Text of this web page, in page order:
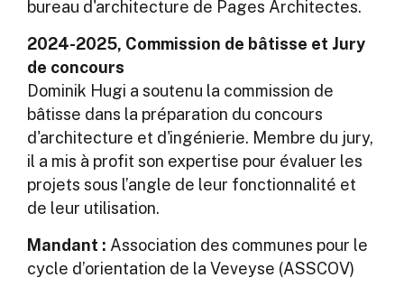
bureau d'architecture de Pages Architectes.
2024-2025, Commission de bâtisse et Jury
de concours
Dominik Hugi a soutenu la commission de
bâtisse dans la préparation du concours
d'architecture et d'ingénierie. Membre du jury,
il a mis à profit son expertise pour évaluer les
projets sous l’angle de leur fonctionnalité et
de leur utilisation.
Mandant : Association des communes pour le
cycle d’orientation de la Veveyse (ASSCOV)